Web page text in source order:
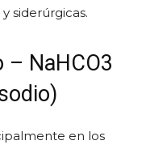
siderúrgicas.
– NaHCO3
en los